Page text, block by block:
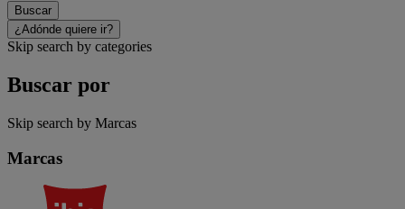
Buscar
¿Adónde quiere ir?
Skip search by categories
Buscar por
Skip search by Marcas
Marcas